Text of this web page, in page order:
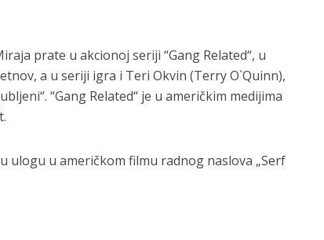
prate u akcionoj seriji “Gang Related“, u
a u seriji igra i Teri Okvin (Terry O`Quinn),
“Gang Related“ je u američkim medijima
ulogu u američkom filmu radnog naslova „Serf